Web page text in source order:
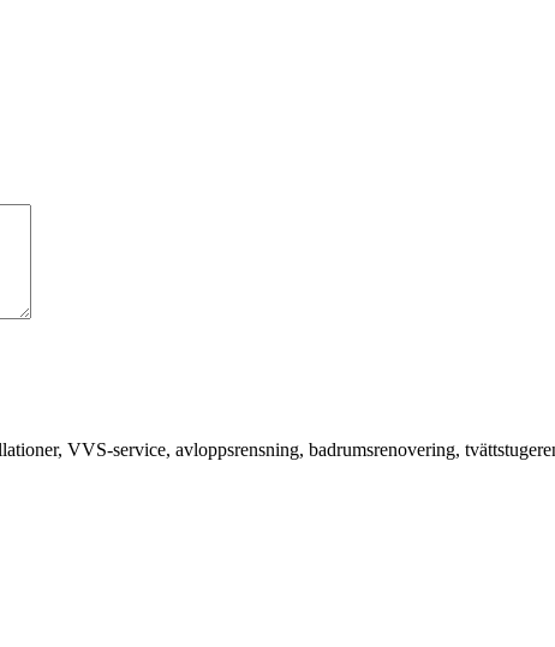
VVS-service, avloppsrensning, badrumsrenovering,